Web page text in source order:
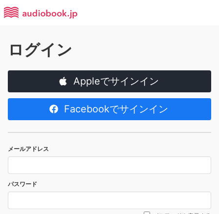
ログイン
Appleでサインイン
Facebookでサインイン
メールアドレス
パスワード